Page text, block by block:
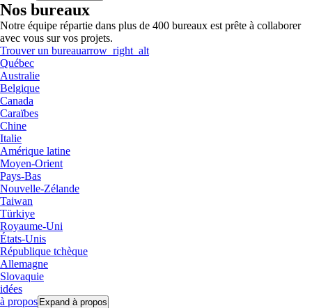
Nos bureaux
Notre équipe répartie dans plus de 400 bureaux est prête à collaborer
avec vous sur vos projets.
Trouver un bureauarrow_right_alt
Québec
Australie
Belgique
Canada
Caraïbes
Chine
Italie
Amérique latine
Moyen-Orient
Pays-Bas
Nouvelle-Zélande
Taiwan
Türkiye
Royaume-Uni
États-Unis
République tchèque
Allemagne
Slovaquie
idées
à propos Expand à propos